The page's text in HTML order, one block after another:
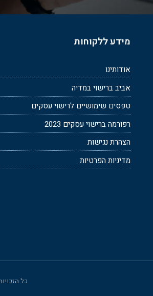
מידע ללקוחות
אודותינו
אביב ברישוי במדיה
טפסים שימושיים לרישוי עסקים
רפורמה ברישוי עסקים 2023
הצהרת נגישות
מדיניות הפרטיות
כל